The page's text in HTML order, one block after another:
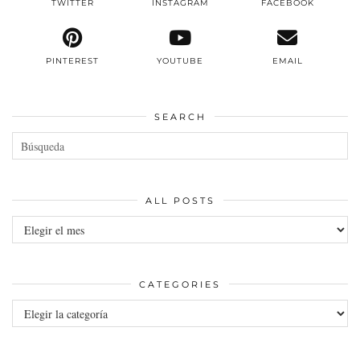
TWITTER INSTAGRAM FACEBOOK
PINTEREST YOUTUBE EMAIL
SEARCH
ALL POSTS
All
posts
CATEGORIES
Categories